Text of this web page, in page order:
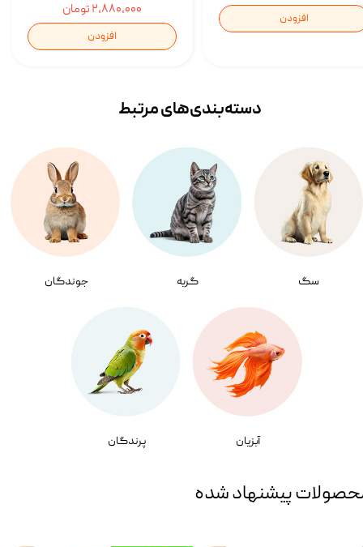
۲,۸۸۰,۰۰۰ تومان
افزودن
افزودن
سگ گربه جوندگان
آبزیان پرندگان
دسته‌بندی‌‌های مرتبط
پیشنهاد شده